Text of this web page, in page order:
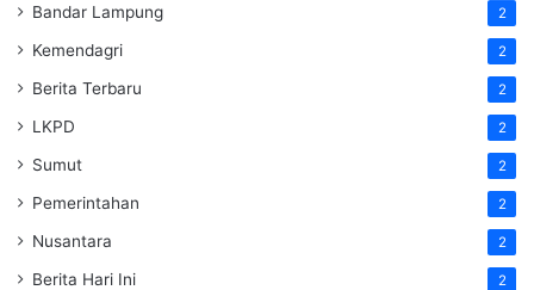
Bandar Lampung 2
Kemendagri 2
Berita Terbaru 2
LKPD 2
Sumut 2
Pemerintahan 2
Nusantara 2
Berita Hari Ini 2